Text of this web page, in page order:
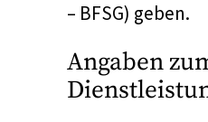
– BFSG) geben.
Angaben